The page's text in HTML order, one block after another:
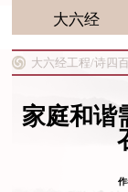
大六经
大六经工程/诗四
家庭和谐